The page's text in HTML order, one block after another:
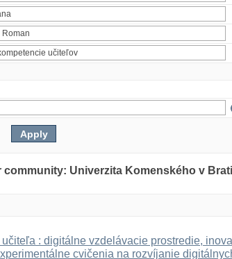
Univerzita Komenského v
: digitálne vzdelávacie prostredie,
cvičenia na rozvíjanie